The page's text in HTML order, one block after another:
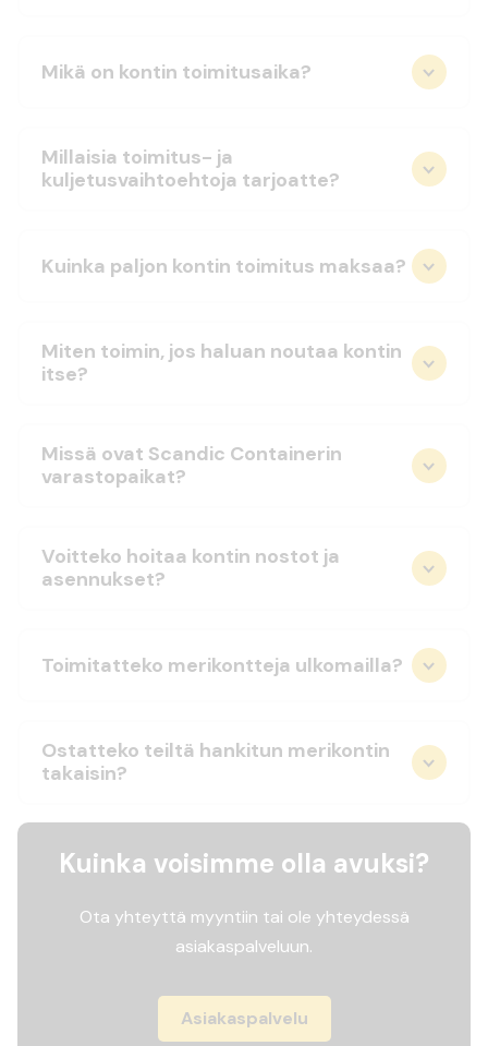
Mikä on kontin toimitusaika?
Millaisia toimitus- ja
kuljetusvaihtoehtoja tarjoatte?
Kuinka paljon kontin toimitus maksaa?
Miten toimin, jos haluan noutaa kontin
itse?
Missä ovat Scandic Containerin
varastopaikat?
Voitteko hoitaa kontin nostot ja
asennukset?
Toimitatteko merikontteja ulkomailla?
Ostatteko teiltä hankitun merikontin
takaisin?
Kuinka voisimme olla avuksi?
Ota yhteyttä myyntiin tai ole yhteydessä
asiakaspalveluun.
Asiakaspalvelu